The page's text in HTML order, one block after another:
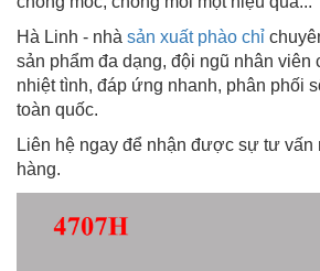
Hà Linh - nhà sản xuất phào chỉ
sản phẩm đa dạng, đội ngũ nhân viên
nhiệt tình, đáp ứng nhanh, phân phối
toàn quốc.
Liên hệ ngay để nhận được sự tư vấn
hàng.